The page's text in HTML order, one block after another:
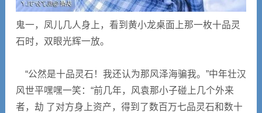
鬼一，凤儿几人身上，看到黄小龙桌面上那一枚十品灵
石时，双眼光辉一放。
“公然是十品灵石！我还认为那风泽海骗我。”中年壮汉
风世平嘿嘿一笑：“前几年，风袁那小子碰上几个外来
者，劫 了对方身上资产，得到了数百万七品灵石和数十